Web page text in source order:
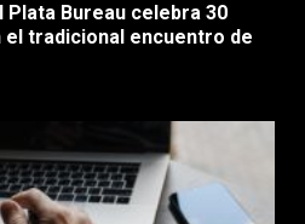
Plata Bureau celebra 30
tradicional encuentro de